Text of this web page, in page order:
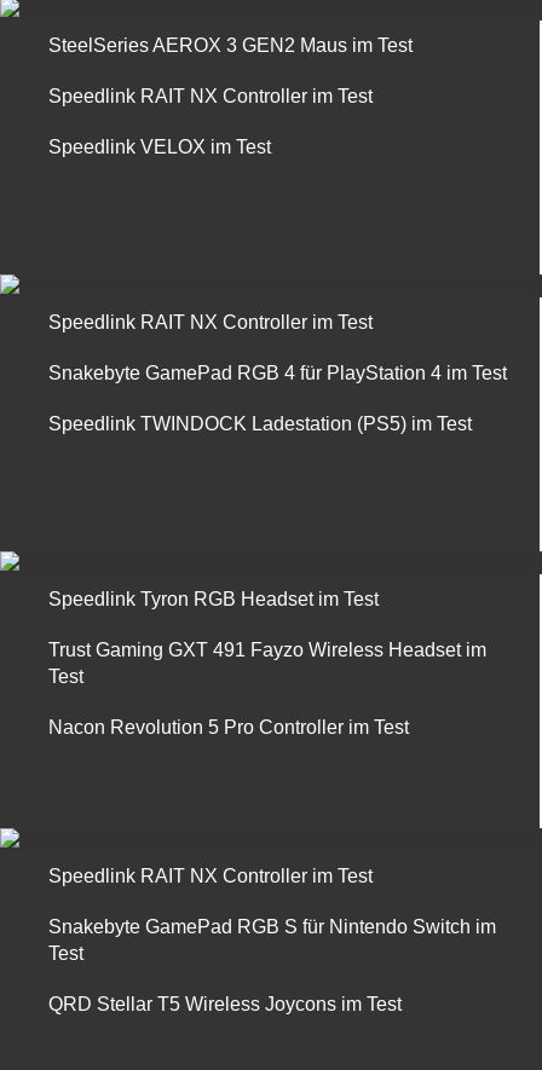
SteelSeries AEROX 3 GEN2 Maus im Test
Speedlink RAIT NX Controller im Test
Speedlink VELOX im Test
Speedlink RAIT NX Controller im Test
Snakebyte GamePad RGB 4 für PlayStation 4 im Test
Speedlink TWINDOCK Ladestation (PS5) im Test
Speedlink Tyron RGB Headset im Test
Trust Gaming GXT 491 Fayzo Wireless Headset im
Test
Nacon Revolution 5 Pro Controller im Test
Speedlink RAIT NX Controller im Test
Snakebyte GamePad RGB S für Nintendo Switch im
Test
QRD Stellar T5 Wireless Joycons im Test